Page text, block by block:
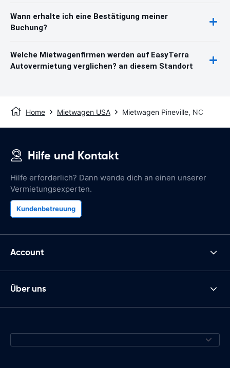
Wann erhalte ich eine Bestätigung meiner
Buchung?
Welche Mietwagenfirmen werden auf EasyTerra
Autovermietung verglichen? an diesem Standort
Home Mietwagen USA Mietwagen Pineville, NC
Hilfe und Kontakt
Hilfe erforderlich? Dann wende dich an einen unserer
Vermietungsexperten.
Kundenbetreuung
Account
Über uns